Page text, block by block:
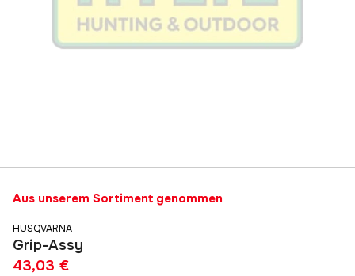
Aus unserem Sortiment genommen
HUSQVARNA
Grip-Assy
43,03 €